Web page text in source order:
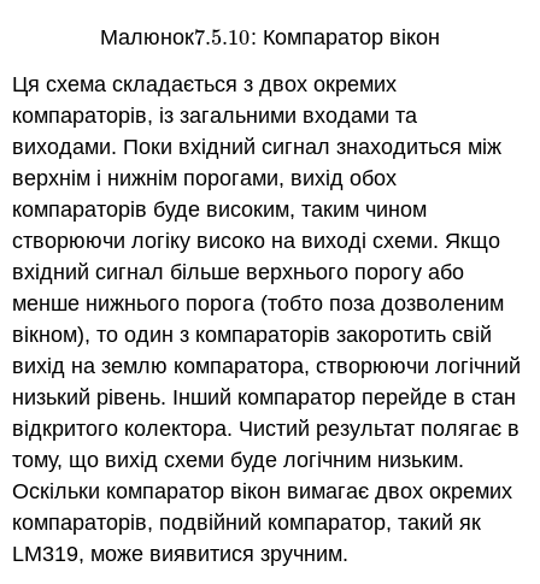
Малюнок7.5.10
7.5.10: Компаратор вікон
Ця схема складається з двох окремих
компараторів, із загальними входами та
виходами. Поки вхідний сигнал знаходиться між
верхнім і нижнім порогами, вихід обох
компараторів буде високим, таким чином
створюючи логіку високо на виході схеми. Якщо
вхідний сигнал більше верхнього порогу або
менше нижнього порога (тобто поза дозволеним
вікном), то один з компараторів закоротить свій
вихід на землю компаратора, створюючи логічний
низький рівень. Інший компаратор перейде в стан
відкритого колектора. Чистий результат полягає в
тому, що вихід схеми буде логічним низьким.
Оскільки компаратор вікон вимагає двох окремих
компараторів, подвійний компаратор, такий як
LM319, може виявитися зручним.